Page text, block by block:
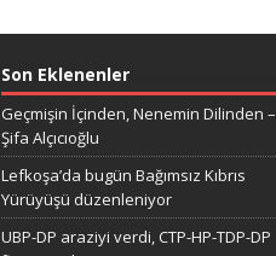
Son Eklenenler
Geçmişin İçinden, Nenemin Dilinden –
Şifa Alçıcıoğlu
Lefkoşa’da bugün Bağımsız Kıbrıs
Yürüyüşü düzenleniyor
UBP-DP araziyi verdi, CTP-HP-TDP-DP